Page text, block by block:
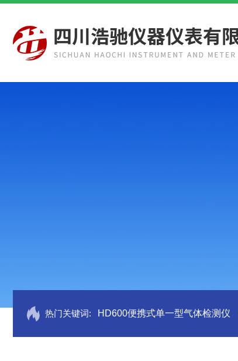
热门关键词: HD600便携式单一型气体检测仪